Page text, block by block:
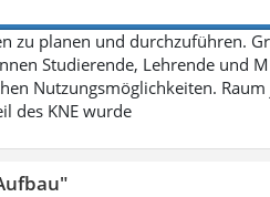
zu planen und durchzuführen.
Studierende, Lehrende und
Nutzungsmöglichkeiten.
des KNE wurde